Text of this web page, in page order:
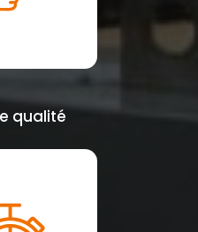
qualité